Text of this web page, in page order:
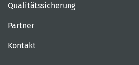
Qualitätssicherung
Partner
Kontakt